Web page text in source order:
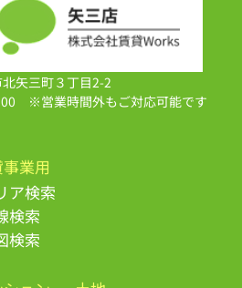
矢三町３丁目2-2
00 ※営業時間外もご対応可能です
業用
ア検索
検索
検索